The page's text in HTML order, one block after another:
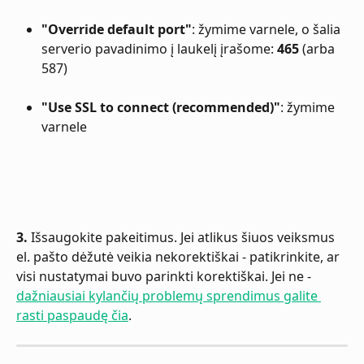
"Override default port": žymime varnele, o šalia
serverio pavadinimo į laukelį įrašome: 465 (arba
587)
"Use SSL to connect (recommended)": žymime
varnele
3. Išsaugokite pakeitimus. Jei atlikus šiuos veiksmus
el. pašto dėžutė veikia nekorektiškai - patikrinkite, ar
visi nustatymai buvo parinkti korektiškai. Jei ne -
dažniausiai kylančių problemų sprendimus galite
rasti paspaudę čia.